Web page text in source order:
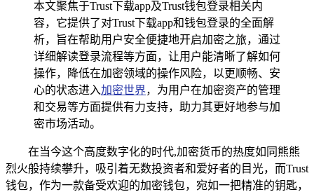
本文聚焦于Trust下载app及Trust钱包登录相关内
容，它提供了对Trust下载app和钱包登录的全面解
析，旨在帮助用户安全便捷地开启加密之旅，通过
详细解读登录流程等方面，让用户能清晰了解如何
操作，降低在加密领域的操作风险，以更顺畅、安
心的状态进入加密世界，为用户在加密资产的管理
和交易等方面提供有力支持，助力其更好地参与加
密市场活动。
在当今这个高度数字化的时代,加密货币的热度如同熊熊
烈火般持续攀升，吸引着无数投资者和爱好者的目光，而Trust
钱包，作为一款备受欢迎的加密钱包，宛如一把精准的钥匙，